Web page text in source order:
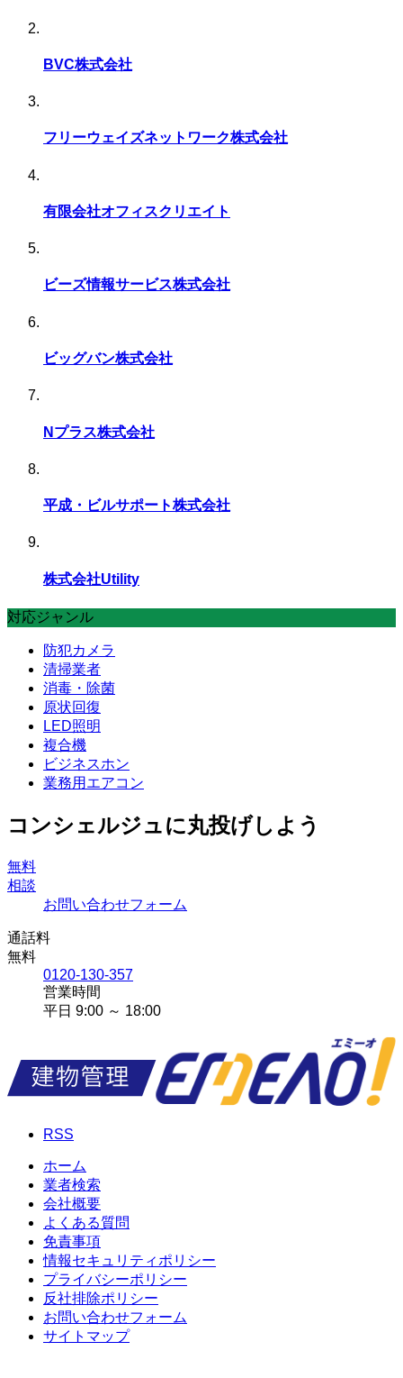
BVC株式会社
フリーウェイズネットワーク株式会社
有限会社オフィスクリエイト
ビーズ情報サービス株式会社
ビッグバン株式会社
Nプラス株式会社
平成・ビルサポート株式会社
株式会社Utility
対応ジャンル
防犯カメラ
清掃業者
消毒・除菌
原状回復
LED照明
複合機
ビジネスホン
業務用エアコン
コンシェルジュに丸投げしよう
無料
相談
お問い合わせフォーム
通話料
無料
0120-130-357
営業時間
平日 9:00 ～ 18:00
RSS
ホーム
業者検索
会社概要
よくある質問
免責事項
情報セキュリティポリシー
プライバシーポリシー
反社排除ポリシー
お問い合わせフォーム
サイトマップ